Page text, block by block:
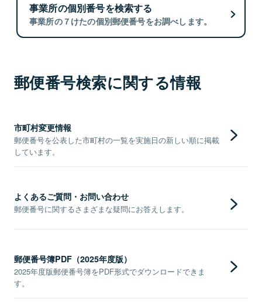
事業所の個別番号を検索する
事業所の７けたの個別郵便番号をお調べします。
郵便番号検索に関する情報
市町村変更情報
郵便番号を公表した市町村の一覧を実施日の新しい順に掲載
しています。
よくあるご質問・お問い合わせ
郵便番号に関するさまざまな疑問にお答えします。
郵便番号簿PDF（2025年度版）
2025年度版郵便番号簿をPDF形式でダウンロードできま
す。